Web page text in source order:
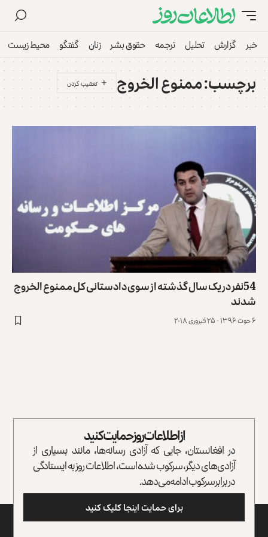
خبر گزارش تحلیل ترجمه حقوق بشر زنان گفتگو محیط زیست
برچسب:ممنوع الخروج
54نفر در یک سال گذشته از سوی دادستانی کل ممنوع ‎الخروج
شدند
۶ حوت ۱۳۹۶ - ۲۵ فبروری ۲۰۱۸
از اطلاعات روز حمایت کنید
در افغانستان، جایی که آزادی رسانه‌ها، مانند بسیاری از
آزادی‌های دیگر، سرکوب شده است، اطلاعات روز به ایستادگی
در برابر سرکوب ادامه می‌دهد.
برای حمایت اینجا کلیک کنید